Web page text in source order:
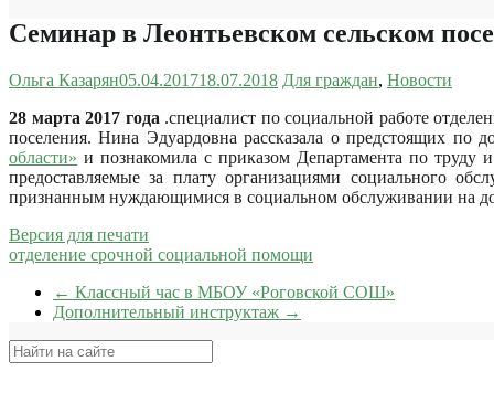
Семинар в Леонтьевском сельском
Ольга Казарян05.04.201718.07.2018 Для граждан, Новости
28 марта 2017 года .специалист по социальной работе
поселения. Нина Эдуардовна рассказала о предстоящих по
области» и познакомила с приказом Департамента по
предоставляемые за плату организациями социального
признанным нуждающимися в социальном обслуживании на
Версия для печати
отделение срочной социальной помощи
← Классный час в МБОУ «Роговской СОШ»
Дополнительный инструктаж →
Поиск